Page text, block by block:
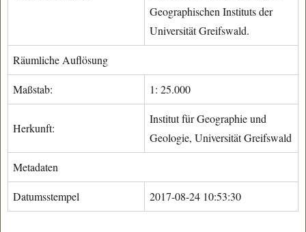
Geographischen Instituts der
Universität Greifswald.
Räumliche Auflösung
Maßstab: 1: 25.000
Herkunft:
Institut für Geographie und
Geologie, Universität Greifswald
Metadaten
Datumsstempel 2017-08-24 10:53:30